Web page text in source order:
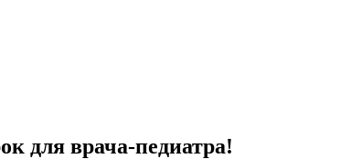
для врача-педиатра!